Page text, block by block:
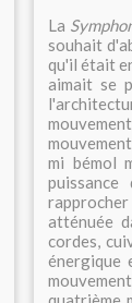
La
souhait
qu'il était
aimait se
mi bémol
atténuée
cordes,
énergique